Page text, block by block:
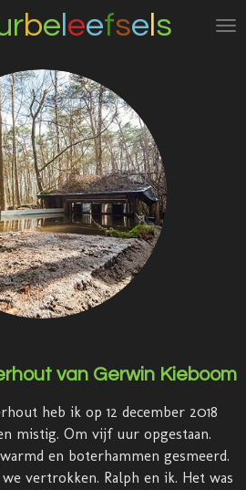
be eefse s
van Gerwin Kieboom
heb ik op 12 december 2018
mistig. Om vijf uur opgestaan.
en boterhammen gesmeerd.
vertrokken. Ralph en ik. Het was